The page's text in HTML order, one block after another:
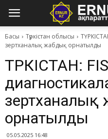
Басы Түркістан облысы
зертханалық жабдық орнатылды
ТҮРКІСТАН:
орнатылды
05.05.2025 16:48